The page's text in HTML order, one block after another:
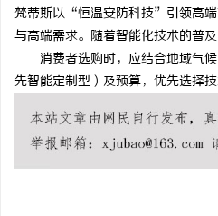
梵蒂斯以“恒温安防科技”引领高端
与高端需求。随着智能化技术的普
消费者选购时，应结合地域气候
先智能定制型）及预算，优先选择